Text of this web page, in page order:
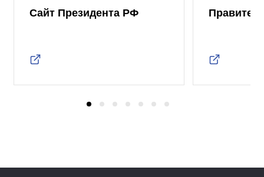
Сайт Президента РФ